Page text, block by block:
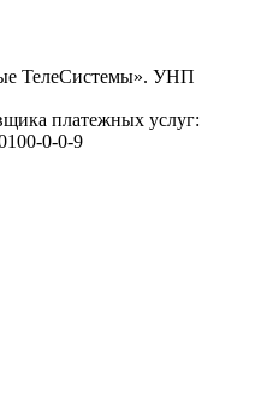
ТелеСистемы». УНП
платежных услуг:
0-0-9